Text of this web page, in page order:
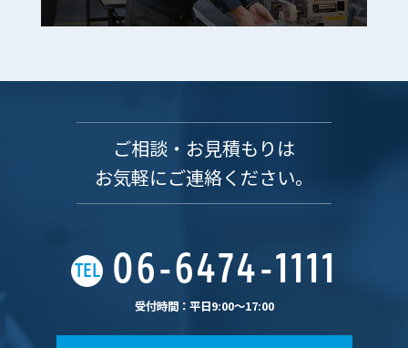
ご相談・お見積もりは
お気軽にご連絡ください。
TEL 06-6474-1111
受付時間：平日9:00〜17:00